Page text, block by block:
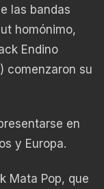
las bandas
homónimo,
Endino
comenzaron su
en
y Europa.
Mata Pop, que